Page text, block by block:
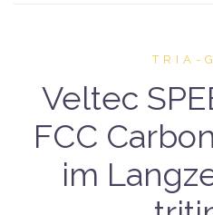
TRIA-
Veltec
FCC
im